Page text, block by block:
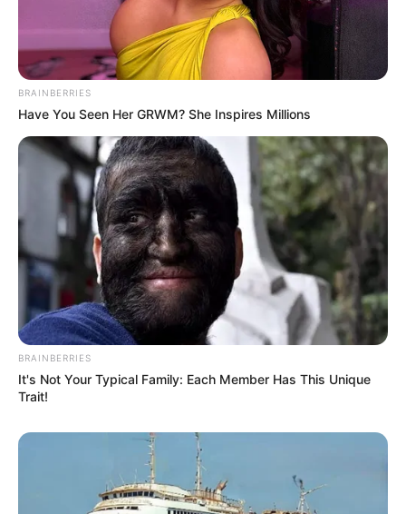
Auf einigen Seiten dieses Projektes sind Affiliate-
Angebote integriert. Wenn etwas darüber gebucht oder
gekauft wird, ist das eine Unterstützung, ohne dass sich
dadurch der Preis ändert.
BRAINBERRIES
Have You Seen Her GRWM? She Inspires Millions
BRAINBERRIES
It's Not Your Typical Family: Each Member Has This Unique
Trait!